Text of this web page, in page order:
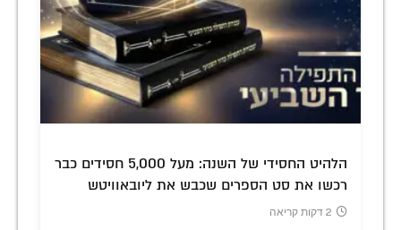
הלהיט החסידי של השנה: מעל 5,000 חסידים כבר
רכשו את סט הספרים שכבש את ליובאוויטש
2 דקות קריאה